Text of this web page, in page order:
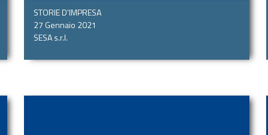
STORIE D'IMPRESA
27 Gennaio 2021
SESA s.r.l.